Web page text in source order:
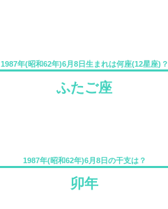
1987年(昭和62年)6月8日生まれは何座(12星座)？
ふたご座
1987年(昭和62年)6月8日の干支は？
卯年